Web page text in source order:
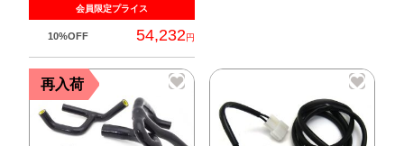
会員限定プライス
10%OFF 54,232円
再入荷